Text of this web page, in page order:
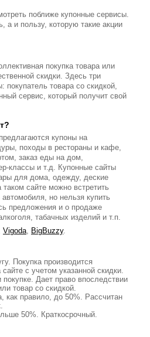
поближе купонные сервисы.
а и пользу, которую такие акции
покупка товара или
скидки. Здесь три
покупатель товара со скидкой,
сервис, который получит свой
купоны на
походы в рестораны и кафе,
заказ еды на дом,
классы и т.д. Купонные сайты
для дома, одежду, деские
сайте можно встретить
но нельзя купить
предложения и о продаже
табачных изделий и т.п.
Vigoda, BigBuzzy.
Покупка производится
с учетом указанной скидки.
покупке. Дает право впоследствии
товар со скидкой.
как правило, до 50%. Рассчитан
50%. Краткосрочный.